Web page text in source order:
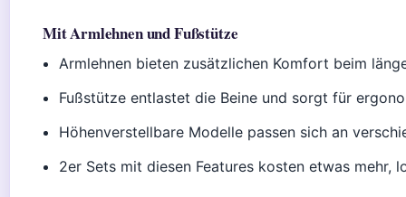
Mit Armlehnen und Fußstütze
Armlehnen bieten zusätzlichen Komfort beim
Fußstütze entlastet die Beine und sorgt für
Höhenverstellbare Modelle passen sich an
2er Sets mit diesen Features kosten etwas mehr,